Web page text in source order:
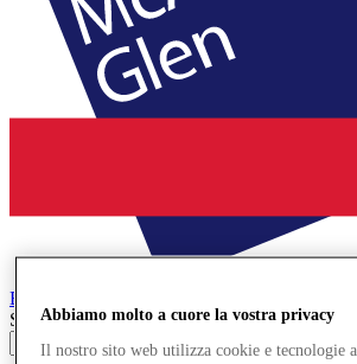
Bridgend
Search input
Abbiamo molto a cuore la vostra privacy
Il nostro sito web utilizza cookie e tecnologie